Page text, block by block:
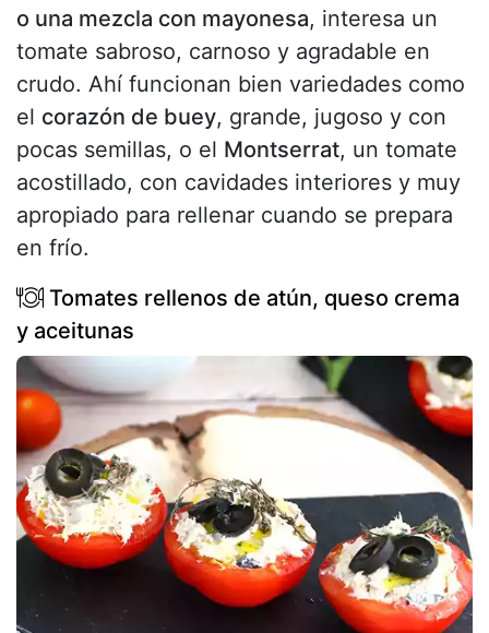
o una mezcla con mayonesa, interesa un
tomate sabroso, carnoso y agradable en
crudo. Ahí funcionan bien variedades como
el corazón de buey, grande, jugoso y con
pocas semillas, o el Montserrat, un tomate
acostillado, con cavidades interiores y muy
apropiado para rellenar cuando se prepara
en frío.
Tomates rellenos de atún, queso crema
y aceitunas